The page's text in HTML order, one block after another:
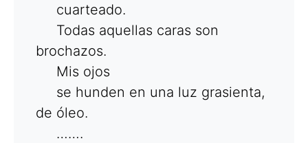
cuarteado.
Todas aquellas caras son
brochazos.
Mis ojos
se hunden en una luz grasienta,
de óleo.
…….